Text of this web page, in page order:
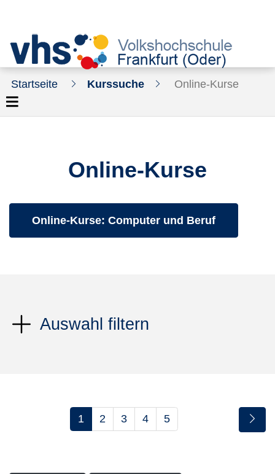
Startseite Kurssuche Online-Kurse
Online-Kurse
Kurse des folgenden Fachbereiches aufrufen:
Online-Kurse: Computer und Beruf
Auswahl filtern
1 2 3 4 5